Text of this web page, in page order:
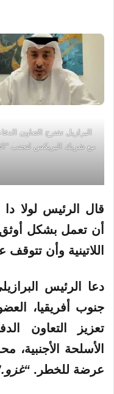
البرازيل تقترح التعاون
مع شريك البريكس لتجنب
قال الرئيس لولا
أن تعمل بشكل أوثق
اللاتينية وأن
دعا الرئيس
جنوب أفريقيا،
تعزيز
التعاون
الأسلحة الأجنبية،
عرضة للخطر.